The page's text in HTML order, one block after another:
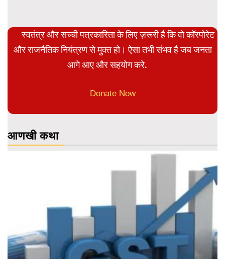
स्वतंत्र और सच्ची पत्रकारिता के लिए ज़रूरी है कि वो कॉरपोरेट
और राजनैतिक नियंत्रण से मुक्त हो। ऐसा तभी संभव है जब जनता
आगे आए और सहयोग करे.
Donate Now
आणखी कथा